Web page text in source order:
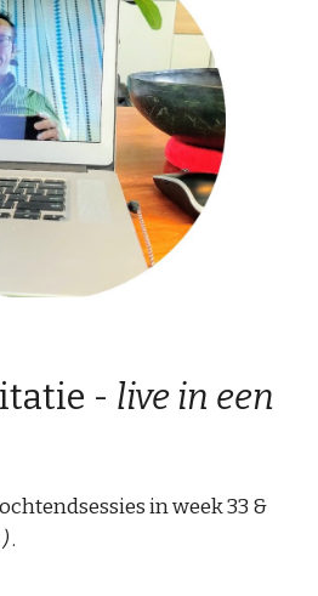
- live in een
in week 33 &
).